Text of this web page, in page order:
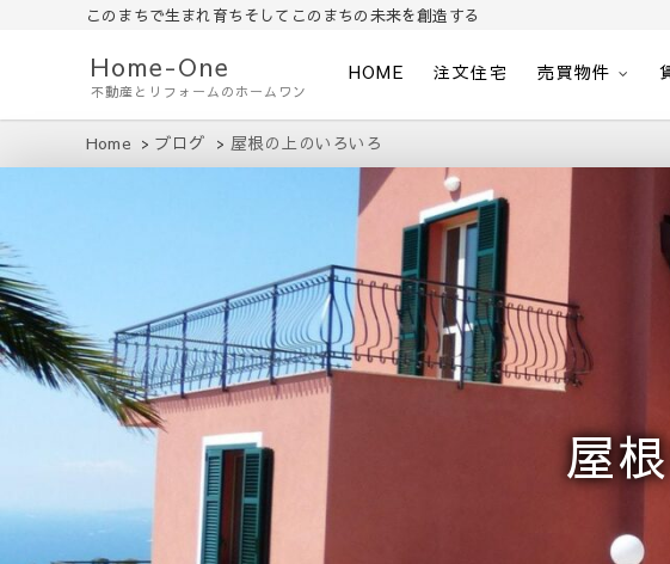
このまちで生まれ育ちそしてこのまちの未来を創造する
Home-One
不動産とリフォームのホームワン
HOME 注文住宅 売買物件
Home ブログ 屋根の上のいろいろ
屋